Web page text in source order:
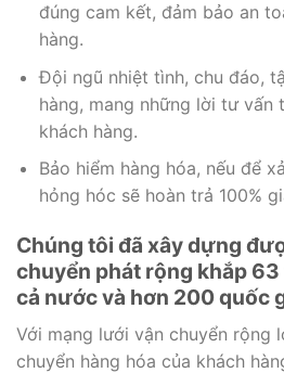
đúng cam kết, đảm bảo an
hàng.
Đội ngũ nhiệt tình, chu đáo,
hàng, mang những lời tư
khách hàng.
Bảo hiểm hàng hóa, nếu để
hỏng hóc sẽ hoàn trả 100%
Chúng tôi đã xây dựng
chuyển phát rộng khắp
cả nước và hơn 200 quốc
Với mạng lưới vận chuyển rộng
chuyển hàng hóa của khách